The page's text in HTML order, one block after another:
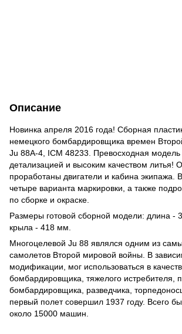
Описание
Новинка апреля 2016 года! Сборная
немецкого бомбардировщика времен
Ju 88A-4, ICM 48233. Превосходная модель
детализацией и высоким качеством литья!
проработаны двигатели и кабина экипажа.
четыре варианта маркировки, а также
по сборке и окраске.
Размеры готовой сборной модели: длина -
крыла - 418 мм.
Многоцелевой Ju 88 являлся одним из
самолетов Второй мировой войны. В
модификации, мог использоваться в
бомбардировщика, тяжелого истребителя,
бомбардировщика, разведчика,
первый полет совершил 1937 году. Всего
около 15000 машин.